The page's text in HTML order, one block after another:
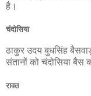
है।
चंदोसिया
ठाकुर उदय बुधसिंह
संतानों को चंदोसिया बैस
रावत